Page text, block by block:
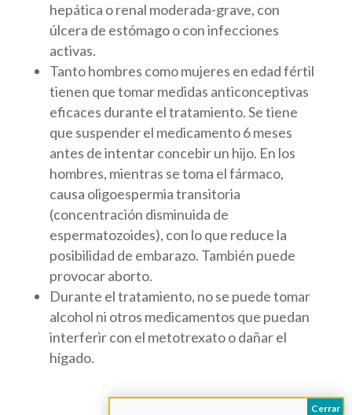
hepática o renal moderada-grave, con
úlcera de estómago o con infecciones
activas.
Tanto hombres como mujeres en edad fértil
tienen que tomar medidas anticonceptivas
eficaces durante el tratamiento. Se tiene
que suspender el medicamento 6 meses
antes de intentar concebir un hijo. En los
hombres, mientras se toma el fármaco,
causa oligoespermia transitoria
(concentración disminuida de
espermatozoides), con lo que reduce la
posibilidad de embarazo. También puede
provocar aborto.
Durante el tratamiento, no se puede tomar
alcohol ni otros medicamentos que puedan
interferir con el metotrexato o dañar el
hígado.